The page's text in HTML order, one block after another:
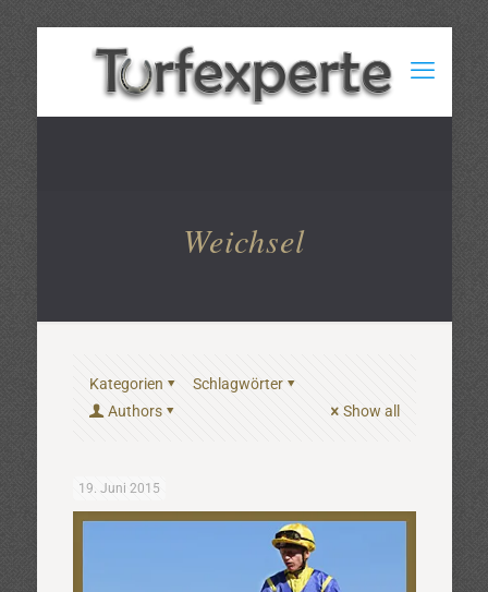
Weichsel
Kategorien
Schlagwörter
Authors
Show all
19. Juni 2015